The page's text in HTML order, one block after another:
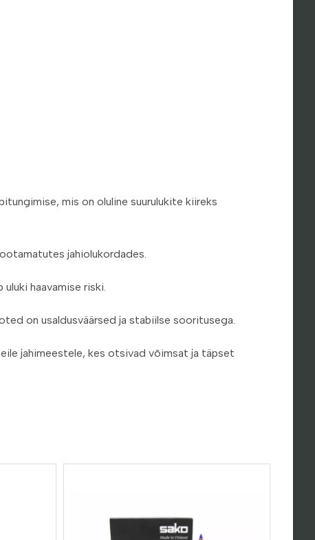
mis on oluline suurulukite kiireks
jahiolukordades.
haavamise riski.
on usaldusväärsed ja stabiilse sooritusega.
jahimeestele, kes otsivad võimsat ja täpset